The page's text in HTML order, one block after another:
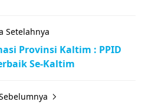
Setelahnya
Provinsi Kaltim : PPID
Se-Kaltim